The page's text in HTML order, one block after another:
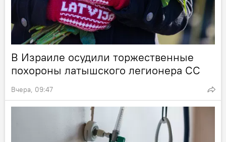
В Израиле осудили торжественные
похороны латышского легионера СС
Вчера, 09:47